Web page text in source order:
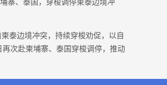
寨、泰国，穿梭调停柬泰边境冲
泰边境冲突，持续穿梭劝促，以自
次赴柬埔寨、泰国穿梭调停，推动